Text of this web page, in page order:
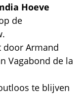
Hoeve
de
door Armand
Vagabond de la
te blijven